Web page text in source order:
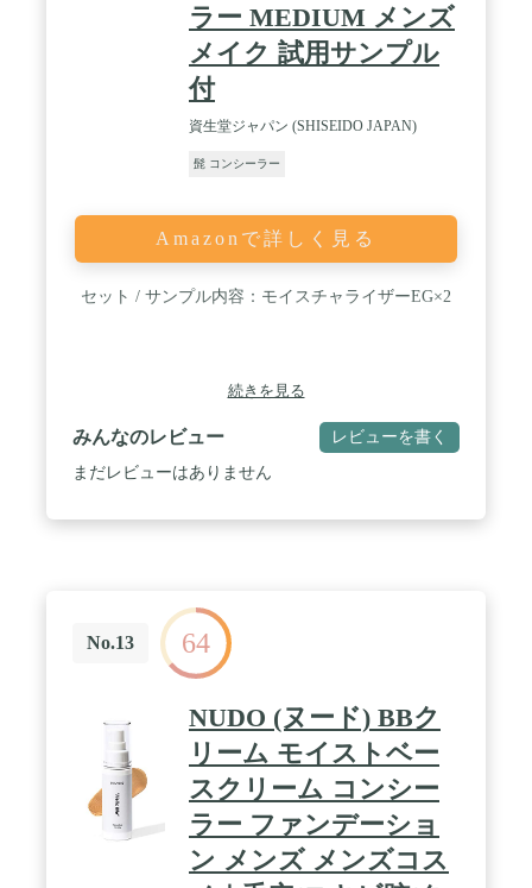
シーラーを探している。メンズメイク初心者。簡単
に塗れるコンシーラーを探している。 / 【使用方
法】 ■1.スティックから2～3mm繰り出し、気になる
部分やカバーしたい箇所に直接塗布します。※洗顔
インワンなどで肌を整えてから使用する方がキレイ
ださい。※Tゾーンやよく動く部位につけすぎると
と肌の境界線をぼかし、指先で軽くなじませてくだ
さい。※シミなど、よりカバーしたい部分にはあま
りのばし過ぎずに厚めに重ねづけしてみてくださ
ラー MEDIUM メンズ
メイク 試用サンプル
付
資生堂ジャパン (SHISEIDO JAPAN)
髭 コンシーラー
Amazonで詳しく見る
セット / サンプル内容：モイスチャライザーEG×2
続きを見る
みんなのレビュー レビューを書く
まだレビューはありません
No.13 64
NUDO (ヌード) BBク
リーム モイストベー
スクリーム コンシー
ラー ファンデーショ
ン メンズ メンズコス